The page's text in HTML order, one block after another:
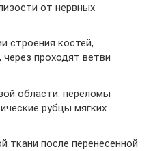
от нервных
строения костей,
проходят ветви
области: переломы
рубцы мягких
ткани после перенесенной